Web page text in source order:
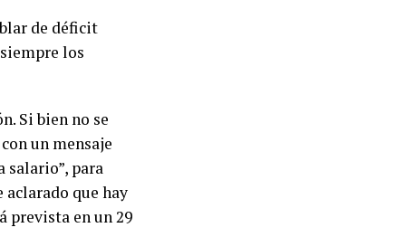
de déficit
los
Si bien no se
un mensaje
salario”, para
que hay
prevista en un 29